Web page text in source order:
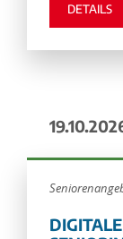
DETAILS